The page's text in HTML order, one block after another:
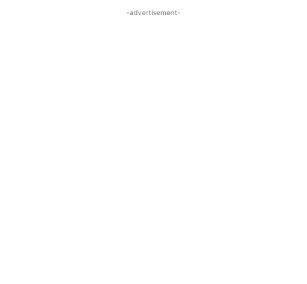
-advertisement-